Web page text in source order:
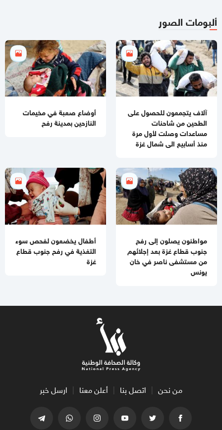
11:06 مساءاً
قطر: حماس التزمت بكل شيء في اتفاق غزة ويجب إلزام "إسرائيل"
11:00 مساءاً
مصادر عسكرية: "إسرائيل" تقيّد الاغتيالات في غزة تمهيدًا لوقف
الهجمات 14 يومًا
ألبومات الصور
آلاف يتجمعون للحصول على
الطحين من شاحنات
مساعدات وصلت لأول مرة
منذ أسابيع الى شمال غزة
أوضاع صعبة في مخيمات
النازحين بمدينة رفح
مواطنون يصلون إلى رفح
جنوب قطاع غزة بعد إجلائهم
من مستشفى ناصر في خان
يونس
أطفال يخضعون لفحص سوء
التغذية في رفح جنوب قطاع
غزة
من نحن اتصل بنا أعلن معنا ارسل خبر